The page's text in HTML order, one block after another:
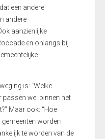
een andere
andere
aanzienlijke
en onlangs bij
is: “Welke
passen wel binnen het
Maar ook: “Hoe
worden
te worden van de